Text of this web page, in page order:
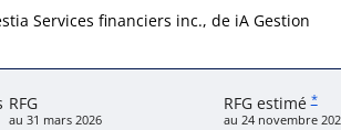
Services financiers inc., de iA Gestion
RFG
au 31 mars 2026
RFG estimé *
au 24 novembre